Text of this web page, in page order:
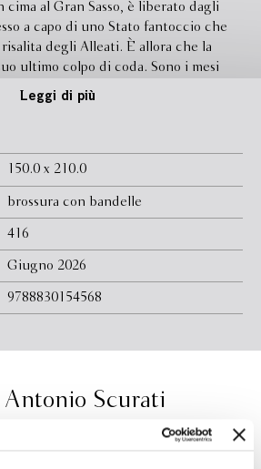
cima al Gran Sasso, è liberato dagli
a capo di uno Stato fantoccio che
degli Alleati. È allora che la
ultimo colpo di coda. Sono i mesi
di Salò, degli scontri nelle città tra
le storie delle donne e degli uomini
fino all’ultimo: dai gerarchi
dai figli alle amanti, dai fascisti
Leggi di più
150.0 x 210.0
brossura con bandelle
416
Giugno 2026
9788830154568
Antonio Scurati